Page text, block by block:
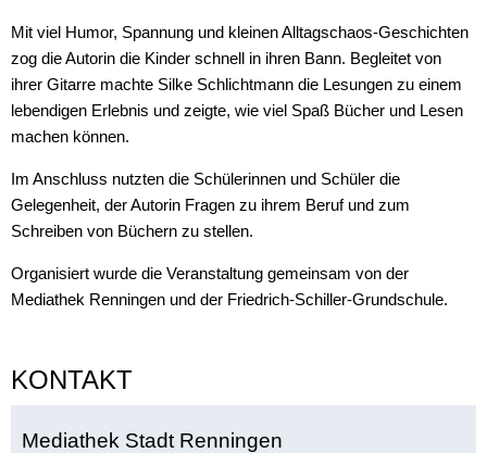
Mit viel Humor, Spannung und kleinen Alltagschaos-Geschichten
zog die Autorin die Kinder schnell in ihren Bann. Begleitet von
ihrer Gitarre machte Silke Schlichtmann die Lesungen zu einem
lebendigen Erlebnis und zeigte, wie viel Spaß Bücher und Lesen
machen können.
Im Anschluss nutzten die Schülerinnen und Schüler die
Gelegenheit, der Autorin Fragen zu ihrem Beruf und zum
Schreiben von Büchern zu stellen.
Organisiert wurde die Veranstaltung gemeinsam von der
Mediathek Renningen und der Friedrich-Schiller-Grundschule.
KONTAKT
Mediathek Stadt Renningen